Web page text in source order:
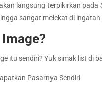
langsung terpikirkan
sangat melekat di
itu sendiri? Yuk simak list di
Pasarnya Sendiri